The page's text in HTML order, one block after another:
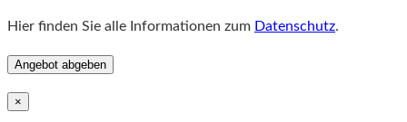
Hier finden Sie alle Informationen zum Datenschutz.
×